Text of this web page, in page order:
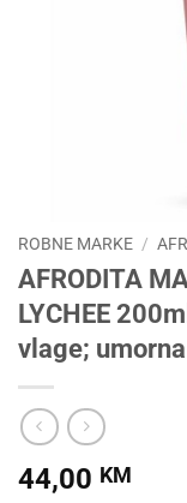
ROBNE MARKE /
AFRODITA
LYCHEE
vlage;
44,00 KM